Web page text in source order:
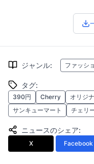
ジャンル: ファッシ
タグ:
390円 Cherry オリジ
サンキューマート
チェリ
ニュースのシェア:
X Facebook